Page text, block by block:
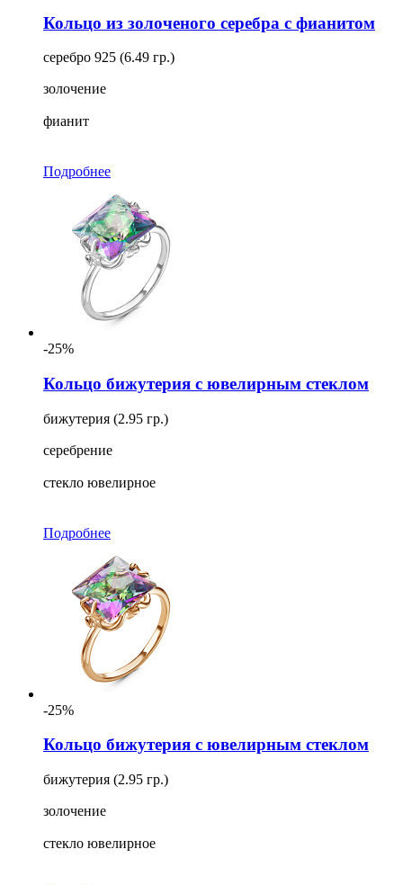
Кольцо из золоченого серебра с фианитом
серебро 925 (6.49 гр.)
золочение
фианит
Подробнее
-25%
Кольцо бижутерия с ювелирным стеклом
бижутерия (2.95 гр.)
серебрение
стекло ювелирное
Подробнее
-25%
Кольцо бижутерия с ювелирным стеклом
бижутерия (2.95 гр.)
золочение
стекло ювелирное